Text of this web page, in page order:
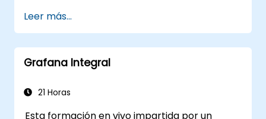
visualización de datos.
Utilizar el lenguaje de consulta de Grafana
para realizar consultas complejas.
Aprender las mejores prácticas para
rendimiento y garantizar una alta
Leer más...
Grafana Integral
21 Horas
Esta formación en vivo impartida por un